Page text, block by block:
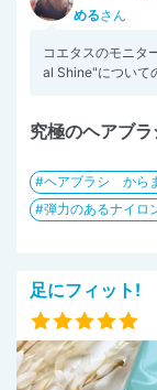
めるさん
コエタスのモニタ
al Shine"について
究極のヘアブ
ヘアブラシ から
弾力のあるナイロ
足にフィット!